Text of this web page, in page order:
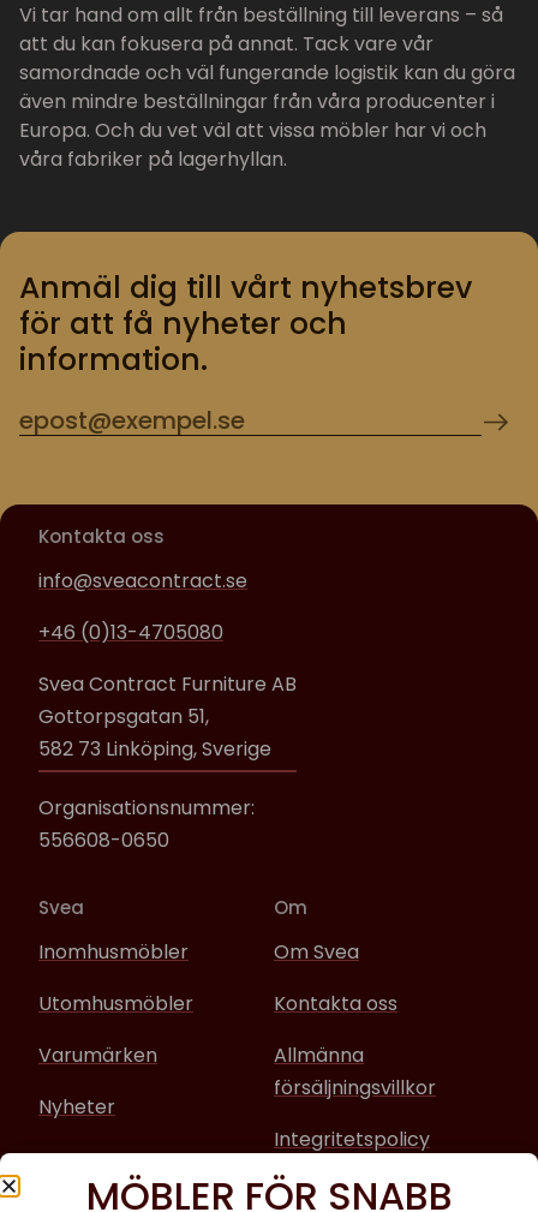
Vi tar hand om allt från beställning till leverans – så
att du kan fokusera på annat. Tack vare vår
samordnade och väl fungerande logistik kan du göra
även mindre beställningar från våra producenter i
Europa. Och du vet väl att vissa möbler har vi och
våra fabriker på lagerhyllan.
Anmäl dig till vårt nyhetsbrev
för att få nyheter och
information.
Kontakta oss
info@sveacontract.se
+46 (0)13-4705080
Svea Contract Furniture AB
Gottorpsgatan 51,
582 73 Linköping, Sverige
Organisationsnummer:
556608-0650
Svea
Inomhusmöbler
Utomhusmöbler
Varumärken
Nyheter
Om
Om Svea
Kontakta oss
Allmänna
försäljningsvillkor
Integritetspolicy
MÖBLER FÖR SNABB